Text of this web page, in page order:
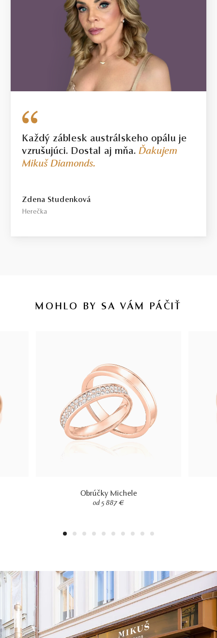
Každý záblesk austrálskeho opálu je
vzrušujúci. Dostal aj mňa.Ďakujem
Mikuš Diamonds.
Zdena Studenková
Herečka
MOHLO BY SA VÁM PÁČIŤ
Obrúčky Michele
od 5 887 €
1 2 3 4 5 6 7 8 9 10